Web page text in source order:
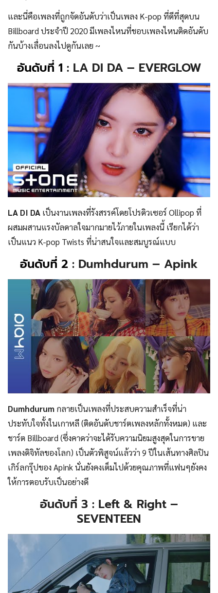
และนี่คือเพลงที่ถูกจัดอันดับว่าเป็นเพลง K-pop ที่ดีที่สุดบน
Billboard ประจำปี 2020 มีเพลงไหนที่ชอบเพลงไหนติดอันดับ
กันบ้างเลื่อนลงไปดูกันเลย ~
อันดับที่ 1 : LA DI DA – EVERGLOW
LA DI DA เป็นงานเพลงที่รังสรรค์โดยโปรดิวเซอร์ Ollipop ที่
ผสมผสานแรงบัลดาลใจมากมายไว้ภายในเพลงนี้ เรียกได้ว่า
เป็นแนว K-pop Twists ที่น่าสนใจและสมบูรณ์แบบ
อันดับที่ 2 : Dumhdurum – Apink
Dumhdurum กลายเป็นเพลงที่ประสบความสำเร็จที่น่า
ประทับใจทั้งในเกาหลี (ติดอันดับชาร์ตเพลงหลักทั้งหมด) และ
ชาร์ต Billboard (ซึ่งคาดว่าจะได้รับความนิยมสูงสุดในการขาย
เพลงดิจิทัลของโลก) เป็นตัวพิสูจน์แล้วว่า 9 ปีในเส้นทางศิลปิน
เกิร์ลกรุ๊ปของ Apink นั่นยังคงเต็มไปด้วยคุณภาพที่แฟนๆยังคง
ให้การตอบรับเป็นอย่างดี
อันดับที่ 3 : Left & Right –
SEVENTEEN